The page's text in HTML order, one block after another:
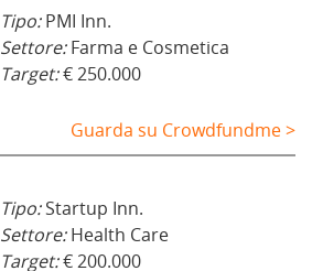
Tipo:PMI Inn.
Settore:Farma e Cosmetica
Target:€ 250.000
Guarda su Crowdfundme >
Tipo:Startup Inn.
Settore:Health Care
Target:€ 200.000